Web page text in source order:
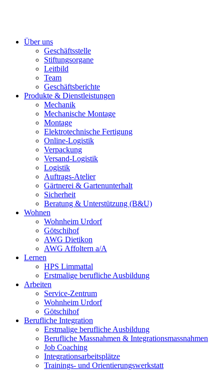
Über uns
Geschäftsstelle
Stiftungsorgane
Leitbild
Team
Geschäftsberichte
Produkte & Dienstleistungen
Mechanik
Mechanische Montage
Montage
Elektrotechnische Fertigung
Online-Logistik
Verpackung
Versand-Logistik
Logistik
Auftrags-Atelier
Gärtnerei & Gartenunterhalt
Sicherheit
Beratung & Unterstützung (B&U)
Wohnen
Wohnheim Urdorf
Götschihof
AWG Dietikon
AWG Affoltern a/A
Lernen
HPS Limmattal
Erstmalige berufliche Ausbildung
Arbeiten
Service-Zentrum
Wohnheim Urdorf
Götschihof
Berufliche Integration
Erstmalige berufliche Ausbildung
Berufliche Massnahmen & Integrationsmassnahmen
Job Coaching
Integrationsarbeitsplätze
Trainings- und Orientierungswerkstatt